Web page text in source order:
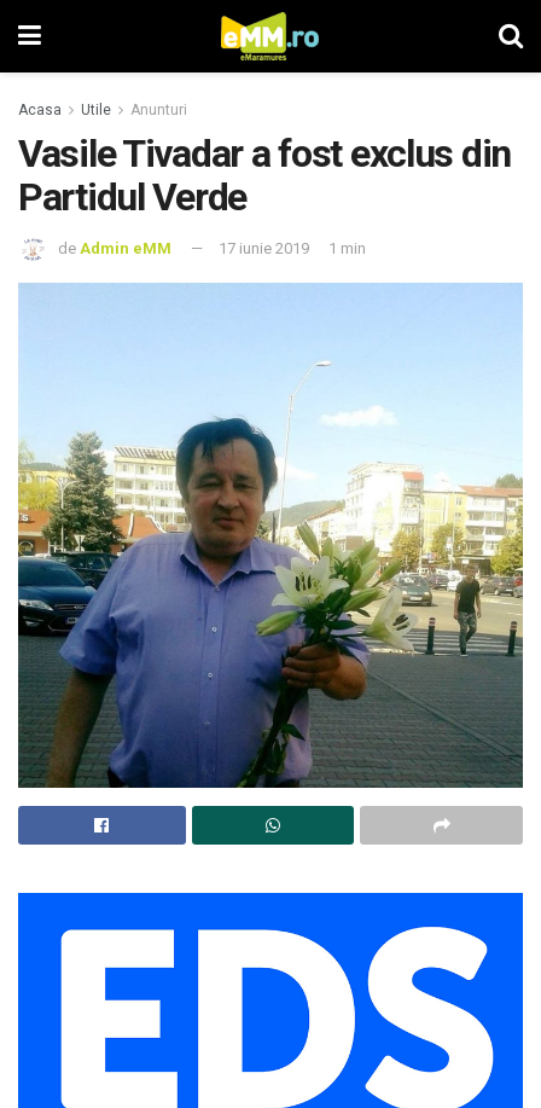
Acasa Utile Anunturi
Vasile Tivadar a fost exclus din
Partidul Verde
de Admin eMM 17 iunie 2019 1 min